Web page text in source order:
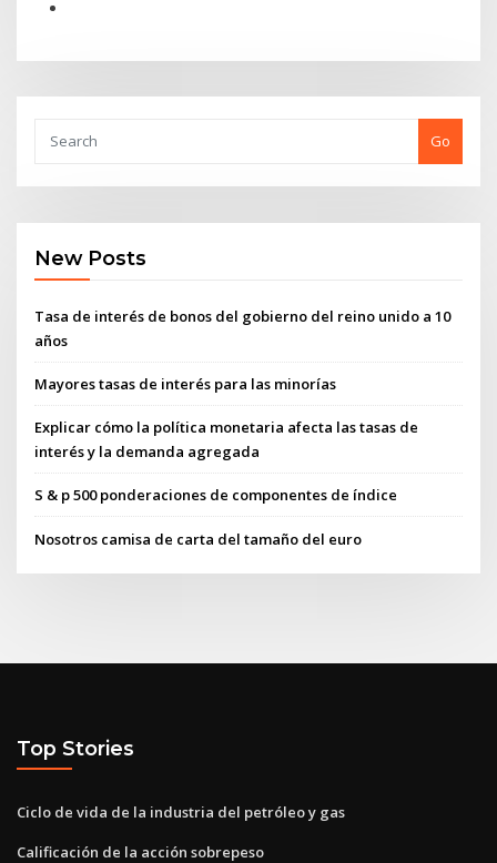
Go
New Posts
Tasa de interés de bonos del gobierno del reino unido a 10
años
Mayores tasas de interés para las minorías
Explicar cómo la política monetaria afecta las tasas de
interés y la demanda agregada
S & p 500 ponderaciones de componentes de índice
Nosotros camisa de carta del tamaño del euro
Top Stories
Ciclo de vida de la industria del petróleo y gas
Calificación de la acción sobrepeso